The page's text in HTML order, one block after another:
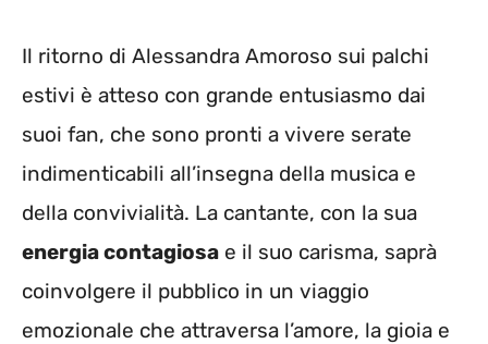
Il ritorno di Alessandra Amoroso sui palchi
estivi è atteso con grande entusiasmo dai
suoi fan, che sono pronti a vivere serate
indimenticabili all’insegna della musica e
della convivialità. La cantante, con la sua
energia contagiosa e il suo carisma, saprà
coinvolgere il pubblico in un viaggio
emozionale che attraversa l’amore, la gioia e